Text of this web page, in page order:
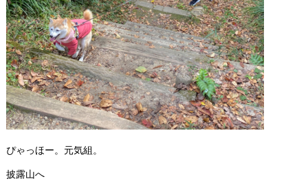
ぴゃっほー。元気組。
披露山へ